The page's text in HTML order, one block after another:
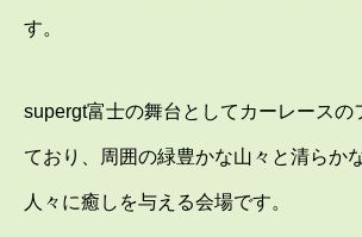
す。
supergt富士の舞台としてカーレースの
ており、周囲の緑豊かな山々と清らか
人々に癒しを与える会場です。